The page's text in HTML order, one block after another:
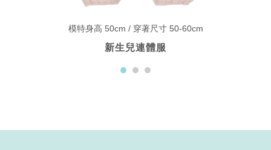
模特身高 50cm / 穿著尺寸 50-60cm
新生兒連體服